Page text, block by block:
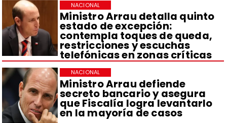
Ministro Arrau detalla quinto
estado de excepción:
contempla toques de queda,
restricciones y escuchas
telefónicas en zonas críticas
NACIONAL
Ministro Arrau defiende
secreto bancario y asegura
que Fiscalía logra levantarlo
en la mayoría de casos
NACIONAL